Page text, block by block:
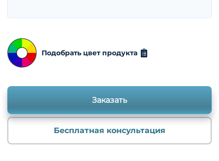
Подобрать цвет продукта
Заказать
Бесплатная консультация